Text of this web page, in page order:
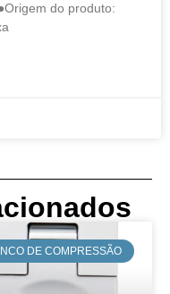
do produto:
DE COMPRESSÃO